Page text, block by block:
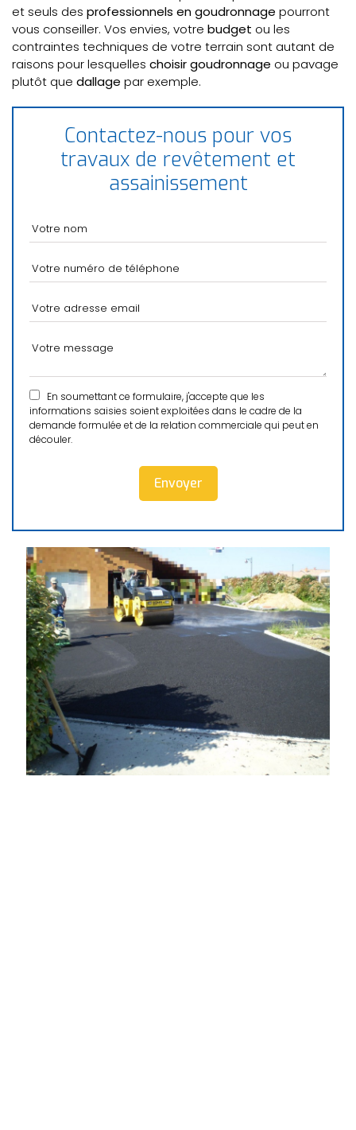
et seuls des professionnels en goudronnage pourront
vous conseiller. Vos envies, votre budget ou les
contraintes techniques de votre terrain sont autant de
raisons pour lesquelles choisir goudronnage ou pavage
plutôt que dallage par exemple.
Contactez-nous pour vos
travaux de revêtement et
assainissement
En soumettant ce formulaire, j'accepte que les
informations saisies soient exploitées dans le cadre de la
demande formulée et de la relation commerciale qui peut en
découler.